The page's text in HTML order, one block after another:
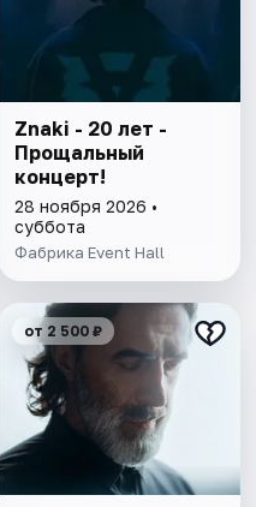
Znaki - 20 лет -
Прощальный
концерт!
28 ноября 2026 •
суббота
Фабрика Event Hall
от 2 500 ₽